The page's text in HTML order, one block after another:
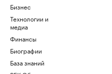
Бизнес
Технологии и
медиа
Финансы
Биографии
База знаний